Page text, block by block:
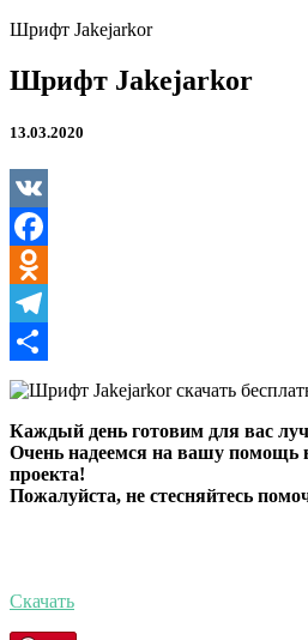
Шрифт Jakejarkor
Шрифт Jakejarkor
13.03.2020
VK
Facebook
Odnoklassniki
Telegram
Отправить
Каждый день готовим для вас
Очень надеемся на вашу помощь
проекта!
Пожалуйста, не стесняйтесь
Скачать